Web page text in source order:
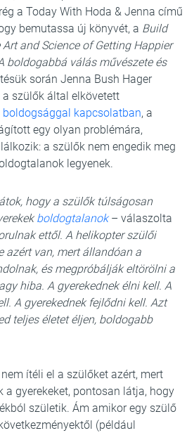
a Today With Hoda & Jenna című
bemutassa új könyvét, a Build
Art and Science of Getting Happier
boldogabbá válás művészete és
során Jenna Bush Hager
szülők által elkövetett
boldogsággal kapcsolatban, a
egy olyan problémára,
a szülők nem engedik meg
legyenek.
hogy a szülők túlságosan
boldogtalanok– válaszolta
ettől. A helikopter szülői
azért van, mert állandóan a
és megpróbálják eltörölni a
hiba. A gyerekednek élni kell. A
A gyerekednek fejlődni kell. Azt
teljes életet éljen, boldogabb
ítéli el a szülőket azért, mert
a gyerekeket, pontosan látja, hogy
születik. Ám amikor egy szülő
(például